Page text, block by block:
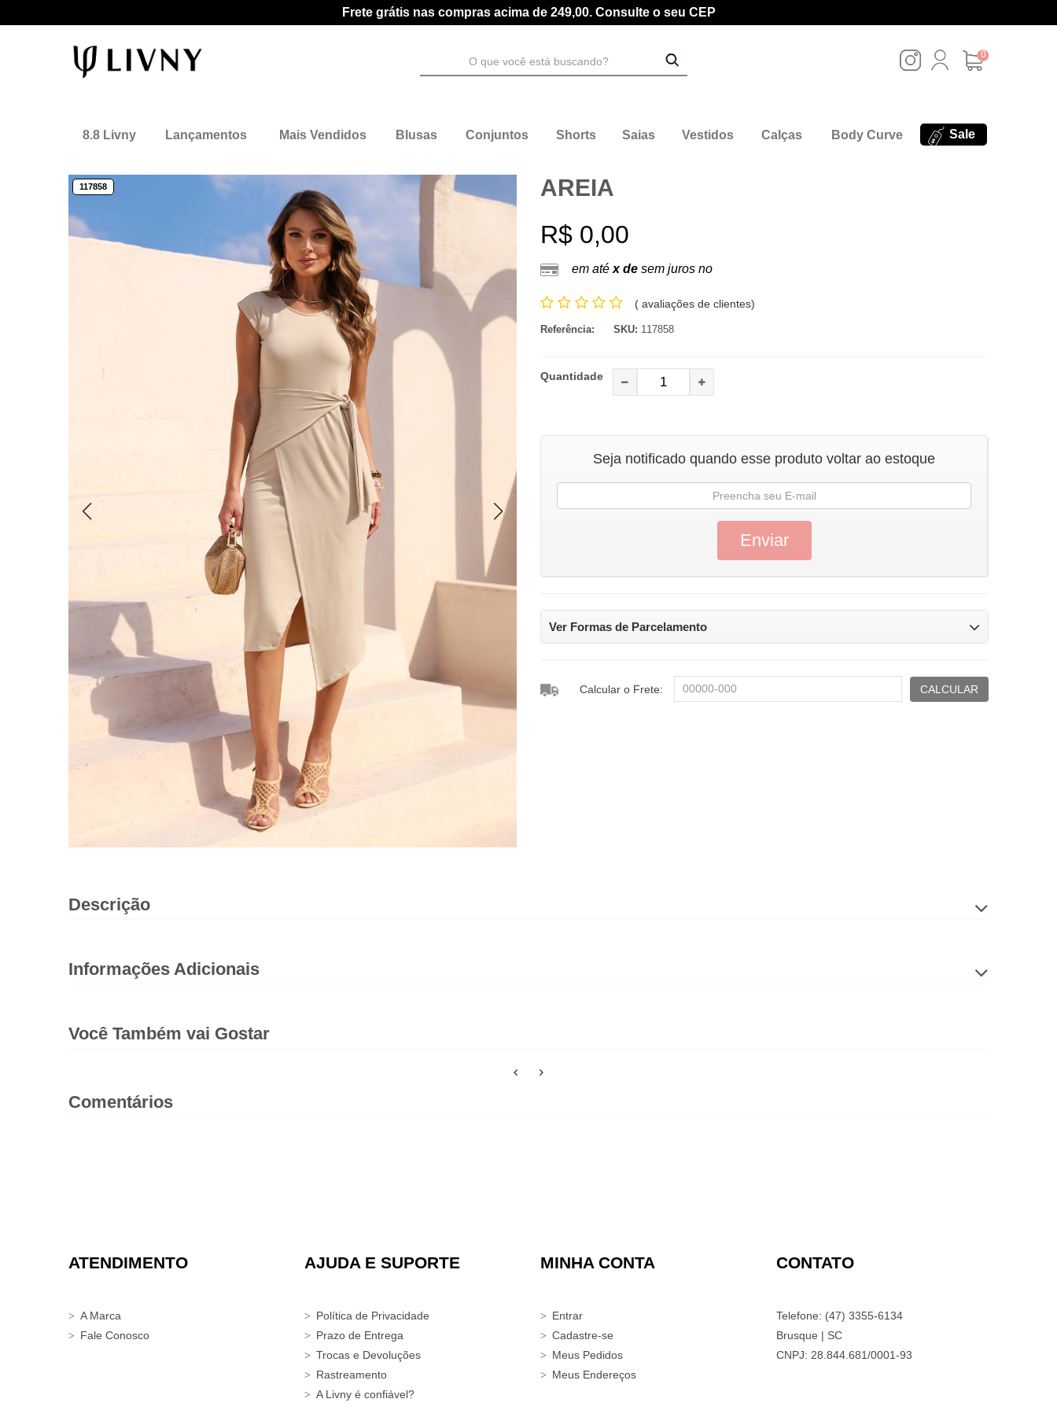
Frete grátis nas compras acima de 249,00. Consulte o seu CEP
0
8.8 Livny Lançamentos Mais Vendidos Blusas Conjuntos Shorts Saias Vestidos Calças Body Curve Sale
117858 AREIA
R$ 0,00
em até x de sem juros no
( avaliações de clientes)
Referência: SKU: 117858
Quantidade
Seja notificado quando esse produto voltar ao estoque
Ver Formas de Parcelamento
Calcular o Frete: CALCULAR
Descrição
Informações Adicionais
Você Também vai Gostar
Comentários
ATENDIMENTO
A Marca
Fale Conosco
AJUDA E SUPORTE
Política de Privacidade
Prazo de Entrega
Trocas e Devoluções
Rastreamento
A Livny é confiável?
MINHA CONTA
Entrar
Cadastre-se
Meus Pedidos
Meus Endereços
CONTATO
Telefone: (47) 3355-6134
Brusque | SC
CNPJ: 28.844.681/0001-93